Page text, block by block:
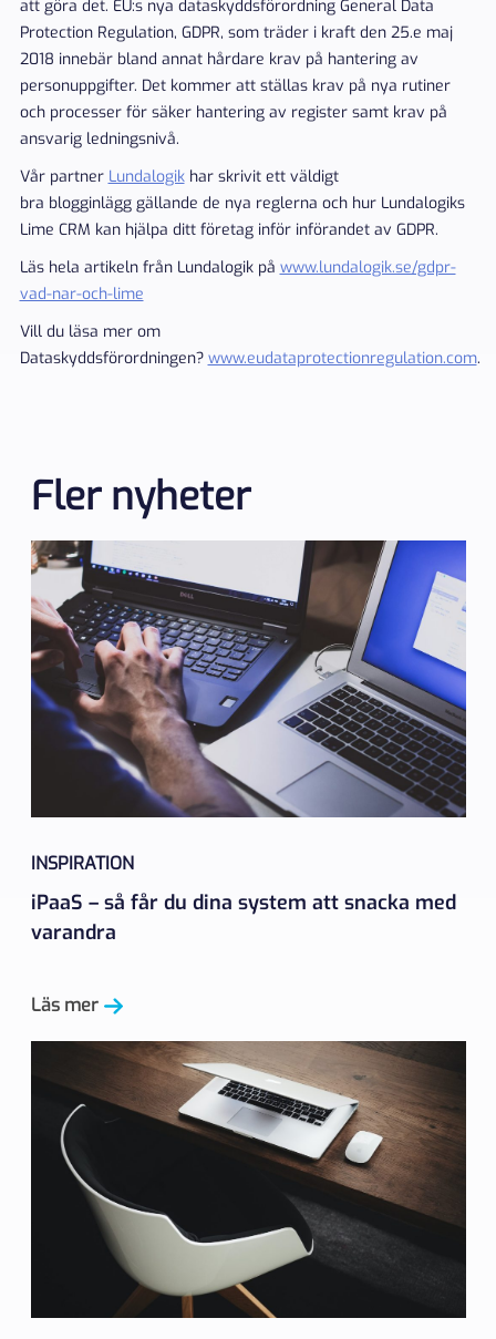
att göra det. EU:s nya dataskyddsförordning General Data
Protection Regulation, GDPR, som träder i kraft den 25.e maj
2018 innebär bland annat hårdare krav på hantering av
personuppgifter. Det kommer att ställas krav på nya rutiner
och processer för säker hantering av register samt krav på
ansvarig ledningsnivå.
Vår partner Lundalogikhar skrivit ett väldigt
bra blogginlägg gällande de nya reglerna och hur Lundalogiks
Lime CRM kan hjälpa ditt företag inför införandet av GDPR.
Läs hela artikeln från Lundalogik på www.lundalogik.se/gdpr-
vad-nar-och-lime
Vill du läsa mer om
Dataskyddsförordningen? www.eudataprotectionregulation.com.
Fler nyheter
INSPIRATION
iPaaS – så får du dina system att snacka med
varandra
Läs mer